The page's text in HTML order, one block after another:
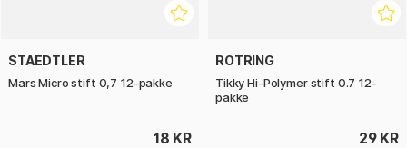
STAEDTLER
Mars Micro stift 0,7 12-pakke
18 KR
ROTRING
Tikky Hi-Polymer stift 0.7 12-
pakke
29 KR